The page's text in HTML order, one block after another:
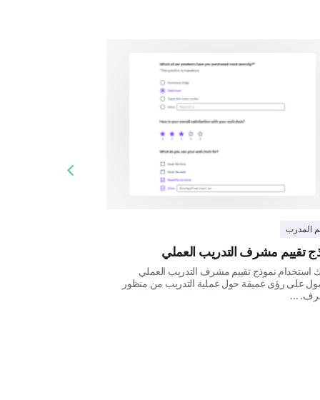
المدرب
تقييم مشرف التدريب العملي
استخدام نموذج تقييم مشرف التدريب العملي
على رؤى عميقة حول عملية التدريب من منظور
...
Previous slide